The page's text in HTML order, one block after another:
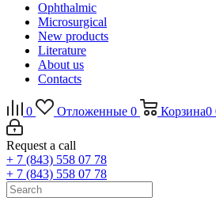
Ophthalmic
Microsurgical
New products
Literature
About us
Contacts
0 Отложенные 0 Корзина0
Request a call
+ 7 (843) 558 07 78
+ 7 (843) 558 07 78